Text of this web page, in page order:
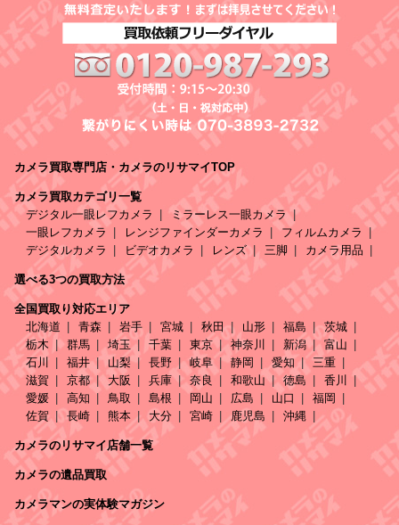
カメラ買取専門店・カメラのリサマイTOP
カメラ買取カテゴリ一覧
デジタル一眼レフカメラ
ミラーレス一眼カメラ
一眼レフカメラ
レンジファインダーカメラ
フィルムカメラ
デジタルカメラ
ビデオカメラ レンズ 三脚 カメラ用品
選べる3つの買取方法
全国買取り対応エリア
北海道
青森 岩手 宮城 秋田 山形 福島
茨城
栃木
群馬 埼玉 千葉 東京 神奈川 新潟
富山
石川
福井 山梨 長野 岐阜 静岡 愛知
三重
滋賀
京都 大阪 兵庫 奈良 和歌山 徳島
香川
愛媛
高知 鳥取 島根 岡山 広島 山口
福岡
佐賀
長崎 熊本 大分 宮崎 鹿児島 沖縄
カメラのリサマイ店舗一覧
カメラの遺品買取
カメラマンの実体験マガジン